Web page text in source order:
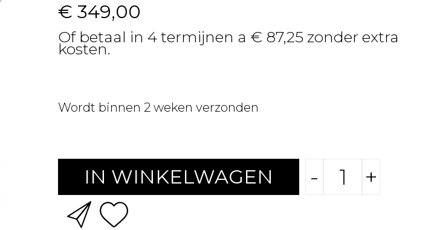
€ 349,00
Of betaal in 4 termijnen a € 87,25 zonder extra
kosten.
Wordt binnen 2 weken verzonden
IN WINKELWAGEN - +